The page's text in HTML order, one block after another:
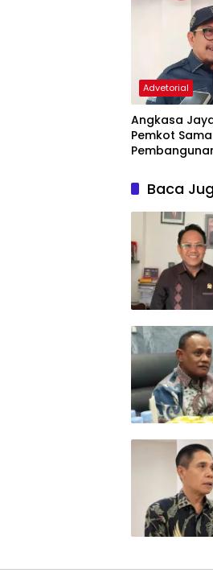
Advetorial
Angkasa
Pemkot
Baca